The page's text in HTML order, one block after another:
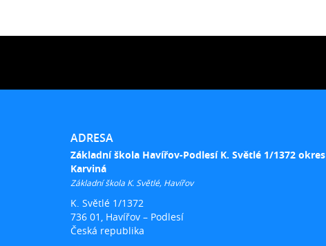
ADRESA
Základní škola Havířov-Podlesí K. Světlé 1/1372 okres
Karviná
Základní škola K. Světlé, Havířov
K. Světlé 1/1372
736 01, Havířov – Podlesí
Česká republika